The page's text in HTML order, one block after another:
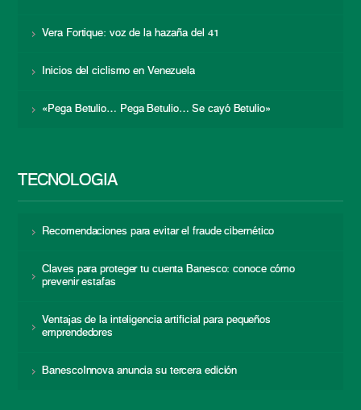
Vera Fortique: voz de la hazaña del 41
Inicios del ciclismo en Venezuela
«Pega Betulio… Pega Betulio… Se cayó Betulio»
TECNOLOGÍA
Recomendaciones para evitar el fraude cibernético
Claves para proteger tu cuenta Banesco: conoce cómo
prevenir estafas
Ventajas de la inteligencia artificial para pequeños
emprendedores
BanescoInnova anuncia su tercera edición